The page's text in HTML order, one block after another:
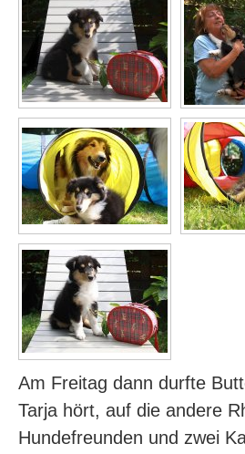
Am Freitag dann durfte
Tarja hört, auf die andere
Hundefreunden und zwei